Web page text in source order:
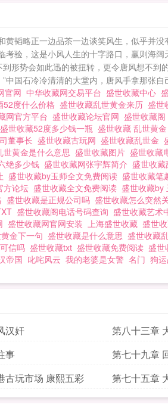
韬略正一边品茶一边谈笑风生，似乎并
验，这是小风人生的十字路口，赢则海
形势会如此迅的被扭转，更令唐风想不
国石冷冷清清的大堂内，唐风手拿那张
官网 中华收藏网交易平台 盛世收藏中心
52度什么价格 盛世收藏乱世黄金来历 盛世
网官方平台 盛世收藏论坛官网 盛世收藏阁
盛世收藏52度多少钱一瓶 盛世收藏 乱世黄金
董事长 盛世收藏古玩网 盛世收藏乱世金
世黄金是什么意思 盛世收藏图片 盛世收藏
绝多少钱 盛世收藏网张宇辉简介 盛世收藏
盛世收藏by玉师全文免费阅读 盛世收藏笔
方论坛 盛世收藏全文免费阅读 盛世收藏by
盛世收藏是正规公司吗 盛世收藏怎么突然
盛世收藏阁电话号码查询 盛世收藏艺术
盛世收藏网官网安装 上海盛世收藏 盛世
金下一句 盛世收藏是什么意思 盛世收藏
信吗 盛世收藏txt 盛世收藏免费阅读 盛世
帝国 叱咤风云 我的老婆是女警 名门 狗
汉奸 第八十三章
事 第七十九章
古玩市场 康熙五彩 第七十五章